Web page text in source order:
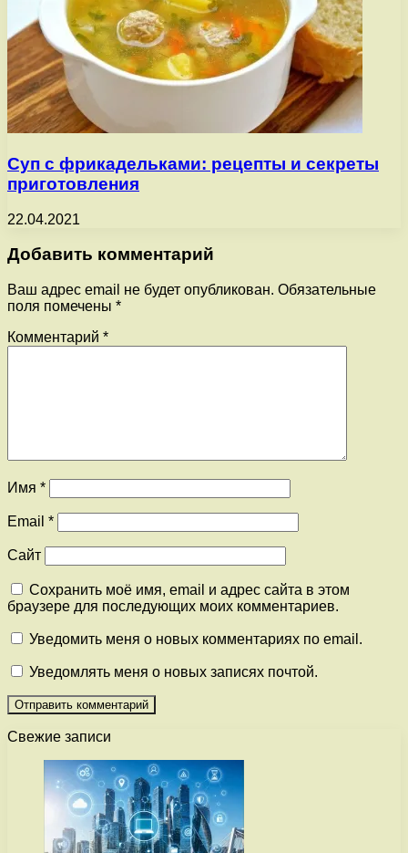
Суп с фрикадельками: рецепты и секреты
приготовления
22.04.2021
Добавить комментарий
Ваш адрес email не будет опубликован. Обязательные
поля помечены *
Комментарий *
Имя *
Email *
Сайт
Сохранить моё имя, email и адрес сайта в этом
браузере для последующих моих комментариев.
Уведомить меня о новых комментариях по email.
Уведомлять меня о новых записях почтой.
Свежие записи